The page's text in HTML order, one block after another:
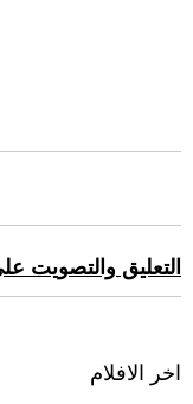
التعليق والتصويت
اخر الافلام